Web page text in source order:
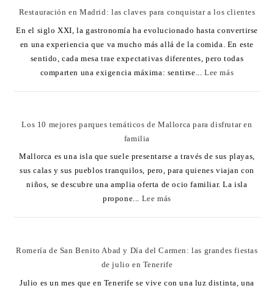
Restauración en Madrid: las claves para conquistar a los clientes
En el siglo XXI, la gastronomía ha evolucionado hasta convertirse
en una experiencia que va mucho más allá de la comida. En este
sentido, cada mesa trae expectativas diferentes, pero todas
comparten una exigencia máxima: sentirse...Lee más
Los 10 mejores parques temáticos de Mallorca para disfrutar en
familia
Mallorca es una isla que suele presentarse a través de sus playas,
sus calas y sus pueblos tranquilos, pero, para quienes viajan con
niños, se descubre una amplia oferta de ocio familiar. La isla
propone... Lee más
Romería de San Benito Abad y Día del Carmen: las grandes fiestas
de julio en Tenerife
Julio es un mes que en Tenerife se vive con una luz distinta, una